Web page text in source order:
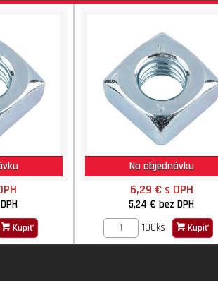
Kúpiť
Na objednávku
6,29 € s DPH
5,24 €bez DPH
100ks
Kúpiť